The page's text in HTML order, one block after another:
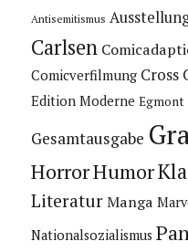
Antisemitismus
Carlsen
Comicverfilmung Cross
Edition Moderne Egmont
Gesamtausgabe
HorrorHumor
Literatur Manga
Nationalsozialismus